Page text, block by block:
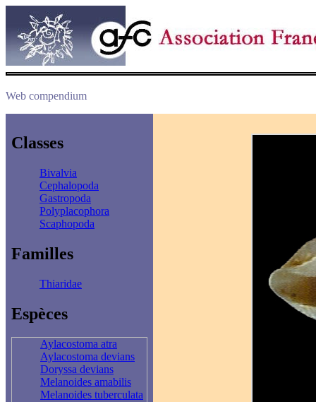
Web compendium
Classes
Bivalvia
Cephalopoda
Gastropoda
Polyplacophora
Scaphopoda
Familles
Thiaridae
Espèces
Aylacostoma atra
Aylacostoma devians
Doryssa devians
Melanoides amabilis
Melanoides tuberculata